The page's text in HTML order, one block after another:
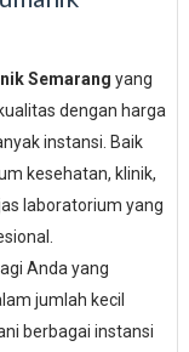
Semarang yang
dengan harga
instansi. Baik
kesehatan, klinik,
laboratorium yang
Anda yang
jumlah kecil
berbagai instansi